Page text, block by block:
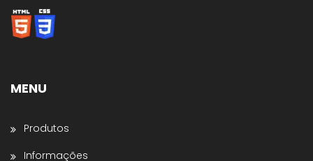
Somos especialistas em
Envolvedoras, Filme Stretch, Fitas de Arquear,
Selos para Fitas de Arquear, Aplicador de Filme
Preencha os dados abaixo e o atendimento
MENU
Produtos
Informações